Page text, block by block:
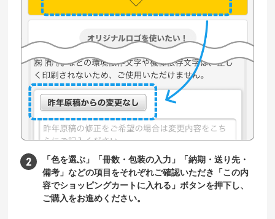
「色を選ぶ」「冊数・包装の入力」「納期・送り先・
備考」などの項目をそれぞれご確認いただき「この内
容でショッピングカートに入れる」ボタンを押下し、
ご購入をお進めください。